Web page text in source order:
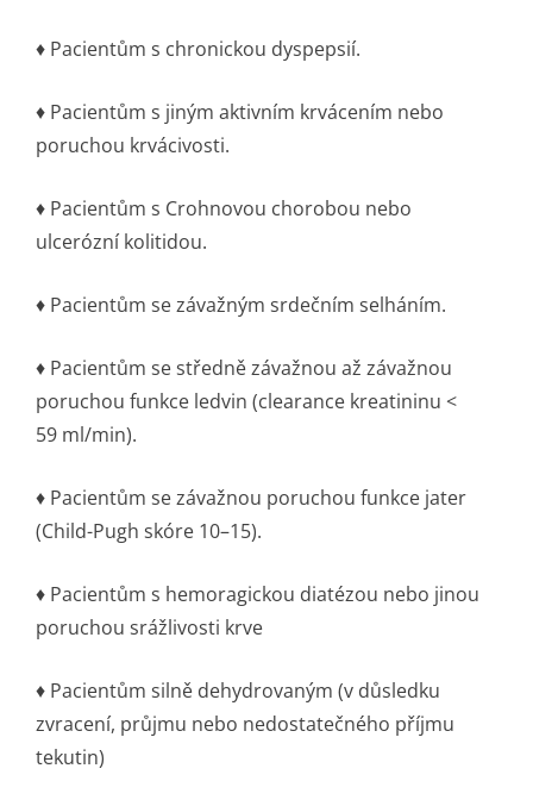
♦ Pacientům s chronickou dyspepsií.
♦ Pacientům s jiným aktivním krvácením nebo
poruchou krvácivosti.
♦ Pacientům s Crohnovou chorobou nebo
ulcerózní kolitidou.
♦ Pacientům se závažným srdečním selháním.
♦ Pacientům se středně závažnou až závažnou
poruchou funkce ledvin (clearance kreatininu <
59 ml/min).
♦ Pacientům se závažnou poruchou funkce jater
(Child-Pugh skóre 10–15).
♦ Pacientům s hemoragickou diatézou nebo jinou
poruchou srážlivosti krve
♦ Pacientům silně dehydrovaným (v důsledku
zvracení, průjmu nebo nedostatečného příjmu
tekutin)